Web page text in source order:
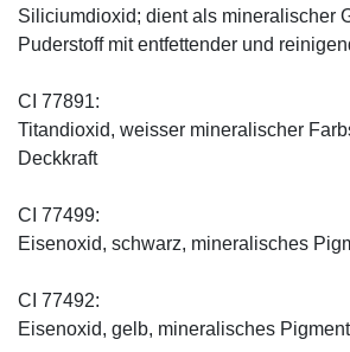
Siliciumdioxid; dient als mineralischer
Puderstoff mit entfettender und
CI 77891:
Titandioxid, weisser mineralischer
Deckkraft
CI 77499:
Eisenoxid, schwarz, mineralisches
CI 77492:
Eisenoxid, gelb, mineralisches Pigment